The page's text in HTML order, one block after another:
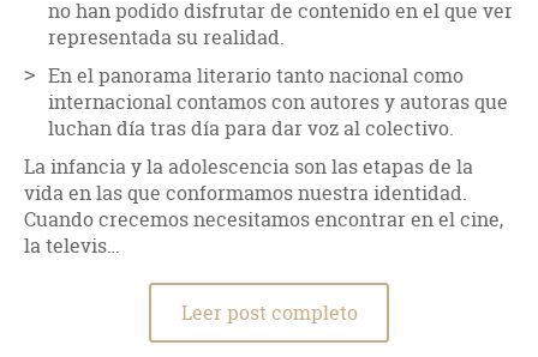
no han podido disfrutar de contenido en el que ver
representada su realidad.
En el panorama literario tanto nacional como
internacional contamos con autores y autoras que
luchan día tras día para dar voz al colectivo.
La infancia y la adolescencia son las etapas de la
vida en las que conformamos nuestra identidad.
Cuando crecemos necesitamos encontrar en el cine,
la televis…
Leer post completo